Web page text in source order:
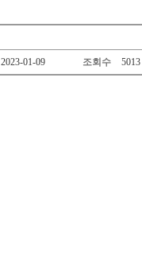
2023-01-09 조회수 5013